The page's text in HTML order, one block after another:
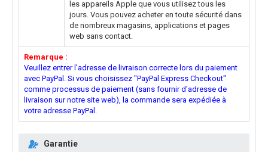
les appareils Apple que vous utilisez tous les
jours. Vous pouvez acheter en toute sécurité dans
de nombreux magasins, applications et pages
web sans contact.
Remarque :
Veuillez entrer l'adresse de livraison correcte lors du paiement
avec PayPal. Si vous choisissez "PayPal Express Checkout"
comme processus de paiement (sans fournir d'adresse de
livraison sur notre site web), la commande sera expédiée à
votre adresse PayPal.
Garantie